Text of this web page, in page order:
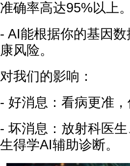
准确率高达95%以上。
- AI能根据你的基因
康风险。
对我们的影响：
- 好消息：看病更准
- 坏消息：放射科医
生得学AI辅助诊断。